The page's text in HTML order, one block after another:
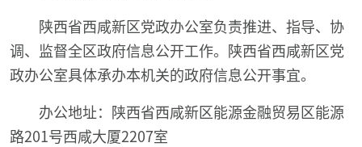
陕西省西咸新区党政办公室负责推进、指导、协
调、监督全区政府信息公开工作。陕西省西咸新区党
政办公室具体承办本机关的政府信息公开事宜。
办公地址：陕西省西咸新区能源金融贸易区能源
路201号西咸大厦2207室